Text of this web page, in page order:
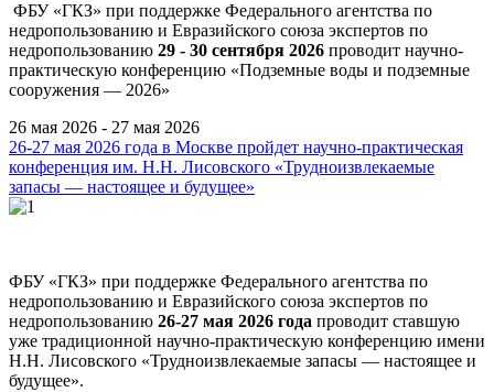
ФБУ «ГКЗ» при поддержке Федерального агентства по
недропользованию и Евразийского союза экспертов по
недропользованию 29 - 30 сентября 2026 проводит научно-
практическую конференцию «Подземные воды и подземные
сооружения — 2026»
26 мая 2026 - 27 мая 2026
26-27 мая 2026 года в Москве пройдет научно-практическая
конференция им. Н.Н. Лисовского «Трудноизвлекаемые
запасы — настоящее и будущее»
ФБУ «ГКЗ» при поддержке Федерального агентства по
недропользованию и Евразийского союза экспертов по
недропользованию 26-27 мая 2026 года проводит ставшую
уже традиционной научно-практическую конференцию имени
Н.Н. Лисовского «Трудноизвлекаемые запасы — настоящее и
будущее».